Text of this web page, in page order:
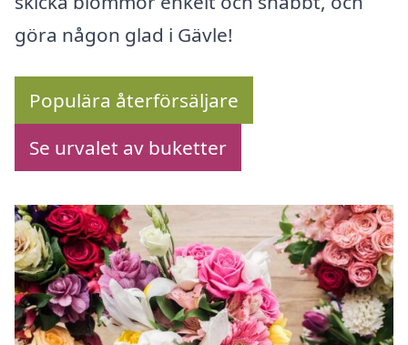
göra någon glad i Gävle!
Populära återförsäljare
Se urvalet av buketter